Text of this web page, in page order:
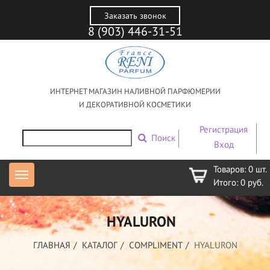
Заказать звонок
8 (903) 446-31-51
ИНТЕРНЕТ МАГАЗИН НАЛИВНОЙ ПАРФЮМЕРИИ
И ДЕКОРАТИВНОЙ КОСМЕТИКИ
Поиск
Регистрация
Вход
Товаров: 0 шт.
Итого: 0 руб.
HYALURON
ГЛАВНАЯ КАТАЛОГ COMPLIMENT HYALURON